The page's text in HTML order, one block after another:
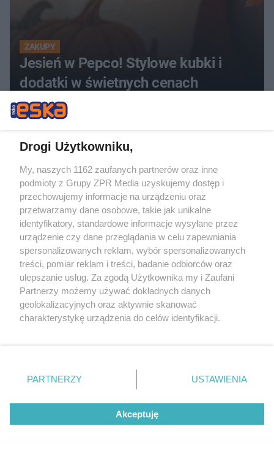
ZAKUPY
Jesień w Pepco! Stylowe kubki i
dodatki w świetnych cenach
TEST OSOBOWOŚCI
Psychotest. Wybierz jeden kwiat i
sprawdź, jaki masz typ osobowości
ZOBACZ WIĘCEJ
Drogi Użytkowniku,
My, naszych 1162 zaufanych partnerów oraz inne
podmioty z Grupy ZPR Media uzyskujemy dostęp i
przechowujemy informacje na urządzeniu oraz
przetwarzamy dane osobowe, takie jak unikalne
identyfikatory, standardowe informacje wysyłane przez
urządzenie czy dane przeglądania w celu zapewniania
spersonalizowanych reklam, wybór spersonalizowanych
treści, pomiar reklam i treści, badanie odbiorców oraz
ulepszanie usług. Za zgodą Użytkownika my i Zaufani
Partnerzy możemy używać dokładnych danych
geolokalizacyjnych oraz aktywnie skanować
charakterystykę urządzenia do celów identyfikacji.
zmienić/wycofać klikając przycisk ustawień prywatności
znajdujący się w lewym dolnym rogu strony
rodzaje przetwarzania danych nie wymagają zgody
użytkownika, ale masz prawo sprzeciwić się takiemu
przetwarzaniu. Preferencje będą miały zastosowanie tylko
PARTNERZY USTAWIENIA
Akceptuję